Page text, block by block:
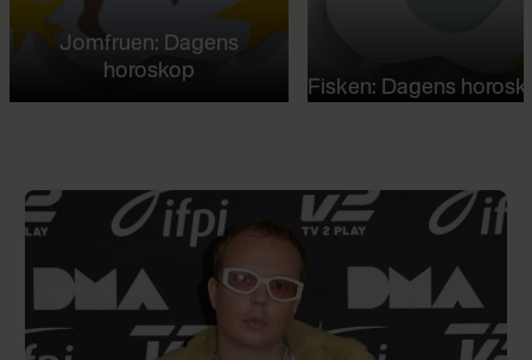
Jomfruen: Dagens
horoskop
Fisken: Dagens